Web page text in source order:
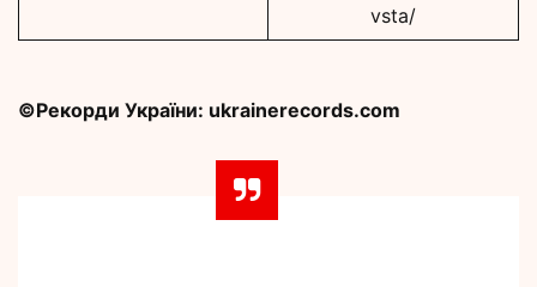
vsta/
©Рекорди України: ukrainerecords.com